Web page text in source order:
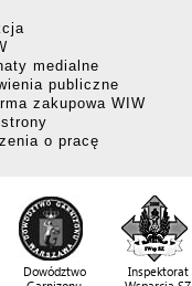
medialne
publiczne
zakupowa WIW
o pracę
Dowództwo
Inspektorat